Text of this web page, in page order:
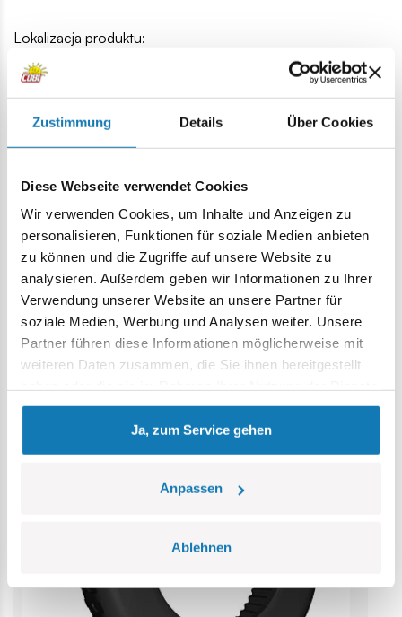
Zustimmung Details Über Cookies
Diese Webseite verwendet Cookies
Wir verwenden Cookies, um Inhalte und Anzeigen zu
personalisieren, Funktionen für soziale Medien anbieten
zu können und die Zugriffe auf unsere Website zu
analysieren. Außerdem geben wir Informationen zu Ihrer
Verwendung unserer Website an unsere Partner für
soziale Medien, Werbung und Analysen weiter. Unsere
Partner führen diese Informationen möglicherweise mit
weiteren Daten zusammen, die Sie ihnen bereitgestellt
gesammelt haben.
Ja, zum Service gehen
Anpassen
Ablehnen
Lokalizacja produktu:
Homepage Reifen und Felgen Track-
Warnung
Achtung: Nicht für Kinder unter 36 Monaten geeignet.
Erstickungsgefahr. Kleine Teile könnten verschluckt
werden. Wir empfehlen, die Verpackung als Referenz
aufzubewahren. Modell und Farben können leicht von der
Abbildung abweichen.
Kategorie Bestseller